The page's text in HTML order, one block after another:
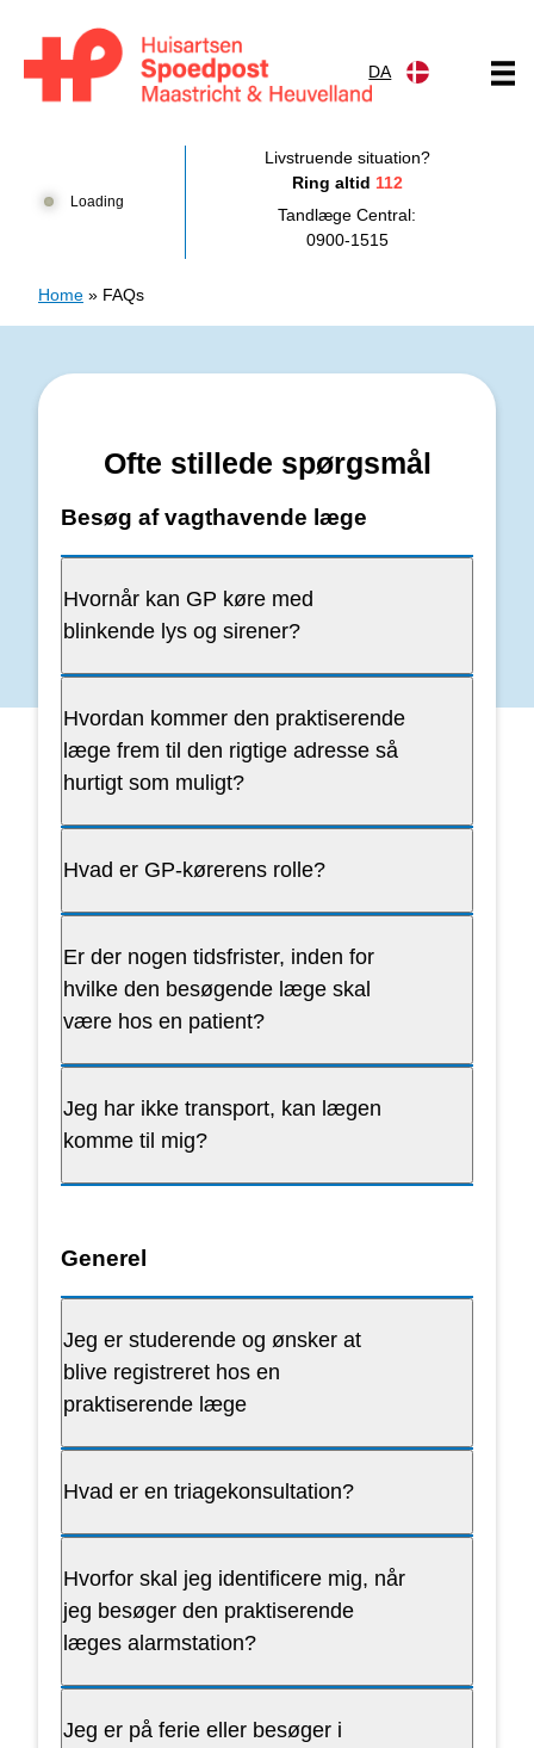
DA
Loading
Livstruende situation?
Ring altid 112
Tandlæge Central:
0900-1515
Home » FAQs
Ofte stillede spørgsmål
Besøg af vagthavende læge
Hvornår kan GP køre med
blinkende lys og sirener?
Hvordan kommer den praktiserende
læge frem til den rigtige adresse så
hurtigt som muligt?
Hvad er GP-kørerens rolle?
Er der nogen tidsfrister, inden for
hvilke den besøgende læge skal
være hos en patient?
Jeg har ikke transport, kan lægen
komme til mig?
Generel
Jeg er studerende og ønsker at
blive registreret hos en
praktiserende læge
Hvad er en triagekonsultation?
Hvorfor skal jeg identificere mig, når
jeg besøger den praktiserende
læges alarmstation?
Jeg er på ferie eller besøger i